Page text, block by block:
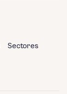
Sectores